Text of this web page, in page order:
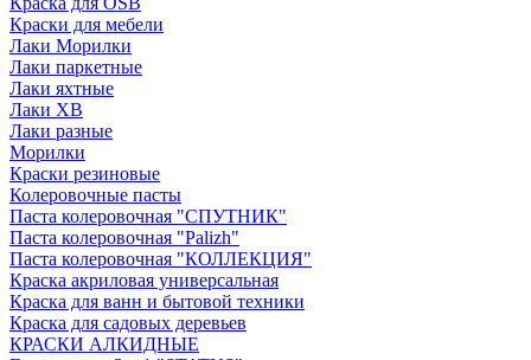
Краски для мебели
Лаки Морилки
Лаки паркетные
Лаки яхтные
Лаки ХВ
Лаки разные
Морилки
Краски резиновые
Колеровочные пасты
Паста колеровочная "СПУТНИК"
Паста колеровочная "Palizh"
Паста колеровочная "КОЛЛЕКЦИЯ"
Краска акриловая универсальная
Краска для ванн и бытовой техники
Краска для садовых деревьев
КРАСКИ АЛКИДНЫЕ